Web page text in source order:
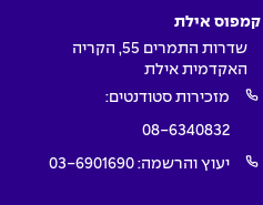
קמפוס אילת
שדרות התמרים 55, הקריה
האקדמית אילת
מזכירות סטודנטים:
08-6340832
יעוץ והרשמה: 03-6901690